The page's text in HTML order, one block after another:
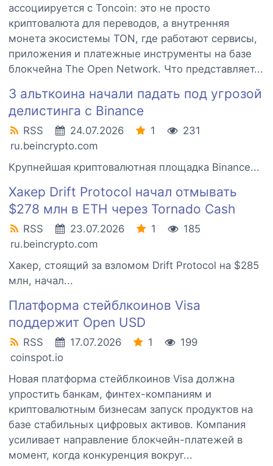
ассоциируется с Toncoin: это не просто
криптовалюта для переводов, а внутренняя
монета экосистемы TON, где работают сервисы,
приложения и платежные инструменты на базе
блокчейна The Open Network. Что представляет...
3 альткоина начали падать под угрозой
делистинга с Binance
RSS 24.07.2026 1
231
ru.beincrypto.com
Крупнейшая криптовалютная площадка Binance...
Хакер Drift Protocol начал отмывать
$278 млн в ETH через Tornado Cash
RSS 23.07.2026 1
185
ru.beincrypto.com
Хакер, стоящий за взломом Drift Protocol на $285
млн, начал...
Платформа стейблкоинов Visa
поддержит Open USD
RSS 17.07.2026 1
199
coinspot.io
Новая платформа стейблкоинов Visa должна
упростить банкам, финтех-компаниям и
криптовалютным бизнесам запуск продуктов на
базе стабильных цифровых активов. Компания
усиливает направление блокчейн-платежей в
момент, когда конкуренция вокруг...